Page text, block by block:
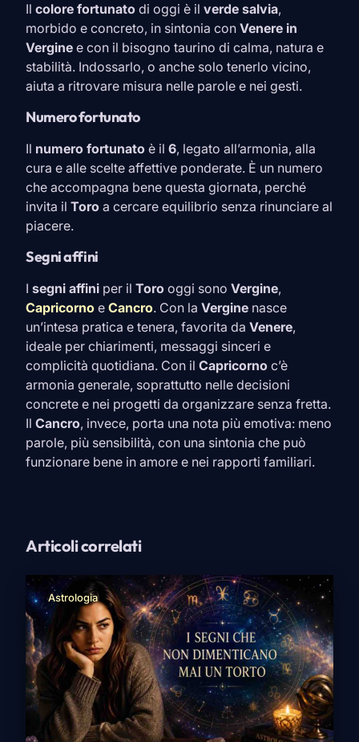
Il colore fortunato di oggi è il verde salvia,
morbido e concreto, in sintonia con Venere in
Vergine e con il bisogno taurino di calma, natura e
stabilità. Indossarlo, o anche solo tenerlo vicino,
aiuta a ritrovare misura nelle parole e nei gesti.
Numero fortunato
Il numero fortunato è il 6, legato all’armonia, alla
cura e alle scelte affettive ponderate. È un numero
che accompagna bene questa giornata, perché
invita il Toro a cercare equilibrio senza rinunciare al
piacere.
Segni affini
I segni affini per il Toro oggi sono Vergine,
Capricorno e Cancro. Con la Vergine nasce
un’intesa pratica e tenera, favorita da Venere,
ideale per chiarimenti, messaggi sinceri e
complicità quotidiana. Con il Capricorno c’è
armonia generale, soprattutto nelle decisioni
concrete e nei progetti da organizzare senza fretta.
Il Cancro, invece, porta una nota più emotiva: meno
parole, più sensibilità, con una sintonia che può
funzionare bene in amore e nei rapporti familiari.
Articoli correlati
Astrologia